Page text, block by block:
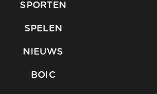
SPORTEN
SPELEN
NIEUWS
BOIC